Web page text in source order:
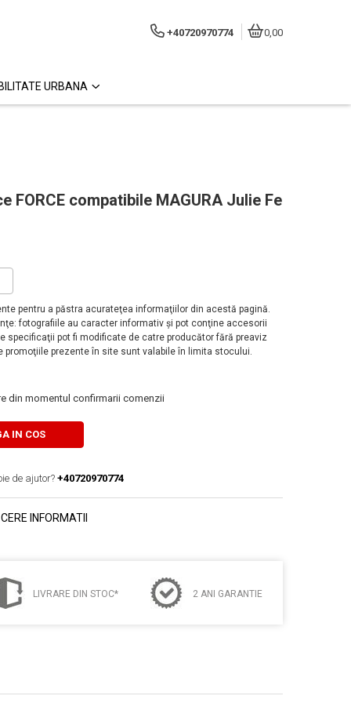
+40720970774 0,00
URBANA
FORCE compatibile MAGURA Julie Fe
pentru a păstra acurateţea informaţiilor din acestă pagină.
fotografiile au caracter informativ şi pot conţine accesorii
specificaţii pot fi modificate de catre producător fără preaviz
promoţiile prezente în site sunt valabile în limita stocului.
din momentul confirmarii comenzii
IN COS
de ajutor? +40720970774
INFORMATII
LIVRARE DIN STOC* 2 ANI GARANTIE